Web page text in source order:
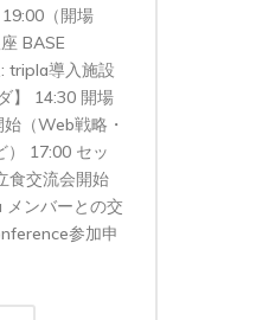
（開場
BASE
tripla導入施設
】 14:30 開場
（Web戦略・
） 17:00 セッ
食交流会開始
メンバーとの交
参加申